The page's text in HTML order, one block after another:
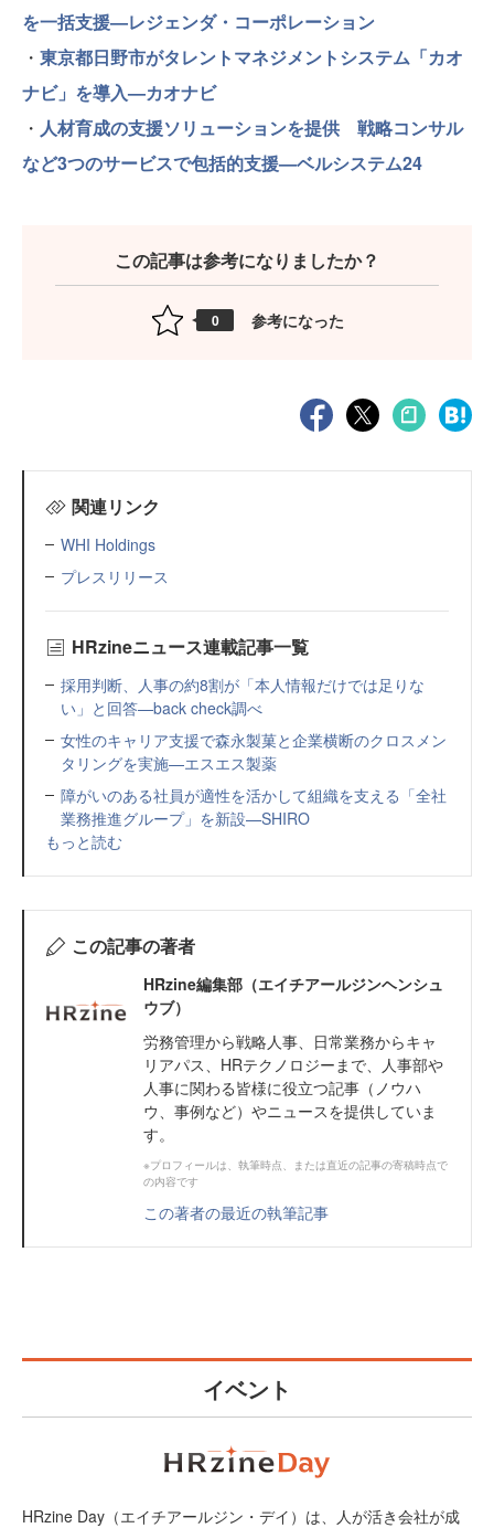
を一括支援—レジェンダ・コーポレーション
・ 東京都日野市がタレントマネジメントシステム「カオ
ナビ」を導入—カオナビ
・ 人材育成の支援ソリューションを提供 戦略コンサル
など3つのサービスで包括的支援—ベルシステム24
この記事は参考になりましたか？
0 参考になった
関連リンク
WHI Holdings
プレスリリース
HRzineニュース連載記事一覧
採用判断、人事の約8割が「本人情報だけでは足りな
い」と回答—back check調べ
女性のキャリア支援で森永製菓と企業横断のクロスメン
タリングを実施—エスエス製薬
障がいのある社員が適性を活かして組織を支える「全社
業務推進グループ」を新設—SHIRO
もっと読む
この記事の著者
HRzine編集部（エイチアールジンヘンシュ
ウブ）
労務管理から戦略人事、日常業務からキャ
リアパス、HRテクノロジーまで、人事部や
人事に関わる皆様に役立つ記事（ノウハ
ウ、事例など）やニュースを提供していま
す。
※プロフィールは、執筆時点、または直近の記事の寄稿時点で
の内容です
この著者の最近の執筆記事
イベント
HRzine Day（エイチアールジン・デイ）は、人が活き会社が成